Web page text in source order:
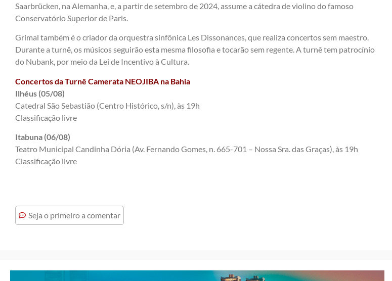
Saarbrücken, na Alemanha, e, a partir de setembro de 2024, assume a cátedra de violino do famoso
Conservatório Superior de Paris.
Grimal também é o criador da orquestra sinfônica Les Dissonances, que realiza concertos sem maestro.
Durante a turnê, os músicos seguirão esta mesma filosofia e tocarão sem regente. A turnê tem patrocínio
do Nubank, por meio da Lei de Incentivo à Cultura.
Concertos da Turnê Camerata NEOJIBA na Bahia
Ilhéus (05/08)
Catedral São Sebastião (Centro Histórico, s/n), às 19h
Classificação livre
Itabuna (06/08)
Teatro Municipal Candinha Dória (Av. Fernando Gomes, n. 665-701 – Nossa Sra. das Graças), às 19h
Classificação livre
Seja o primeiro a comentar